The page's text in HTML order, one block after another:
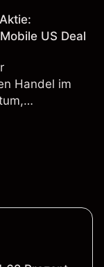
für
US Deal
Handel im
möglichen